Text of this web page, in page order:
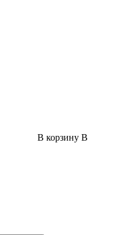
В корзину В